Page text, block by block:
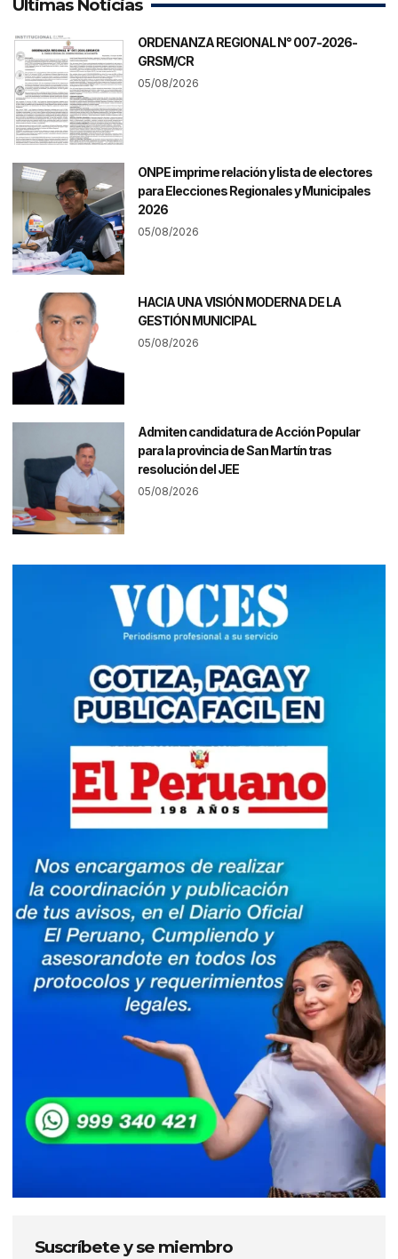
Últimas Noticias
ORDENANZA REGIONAL N° 007-2026-
GRSM/CR
05/08/2026
ONPE imprime relación y lista de electores
para Elecciones Regionales y Municipales
2026
05/08/2026
HACIA UNA VISIÓN MODERNA DE LA
GESTIÓN MUNICIPAL
05/08/2026
Admiten candidatura de Acción Popular
para la provincia de San Martín tras
resolución del JEE
05/08/2026
Suscríbete y se miembro